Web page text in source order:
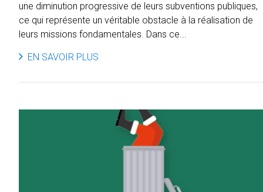
une diminution progressive de leurs subventions publiques,
ce qui représente un véritable obstacle à la réalisation de
leurs missions fondamentales. Dans ce...
EN SAVOIR PLUS